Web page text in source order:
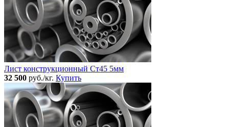
Лист конструкционный Ст45 5мм
32 500 руб./кг. Купить